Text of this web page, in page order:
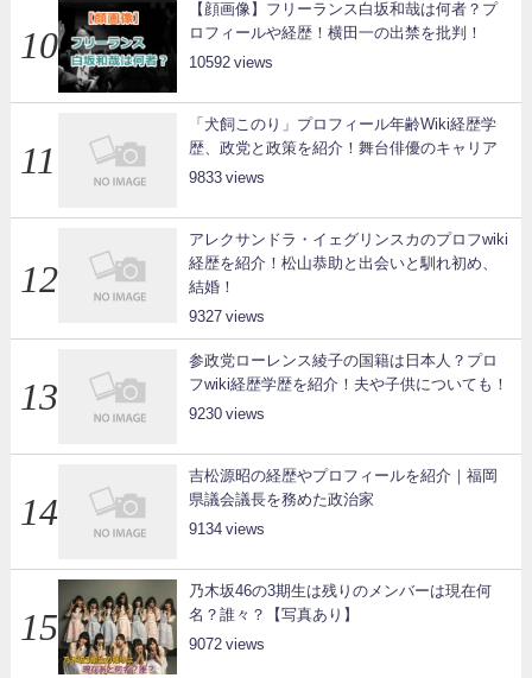
【顔画像】フリーランス白坂和哉は何者？プ
ロフィールや経歴！横田一の出禁を批判！
10592
「犬飼このり」プロフィール年齢Wiki経歴学
歴、政党と政策を紹介！舞台俳優のキャリア
9833
アレクサンドラ・イェグリンスカのプロフwiki
経歴を紹介！松山恭助と出会いと馴れ初め、
結婚！
9327
参政党ローレンス綾子の国籍は日本人？プロ
フwiki経歴学歴を紹介！夫や子供についても！
9230
吉松源昭の経歴やプロフィールを紹介｜福岡
県議会議長を務めた政治家
9134
乃木坂46の3期生は残りのメンバーは現在何
名？誰々？【写真あり】
9072